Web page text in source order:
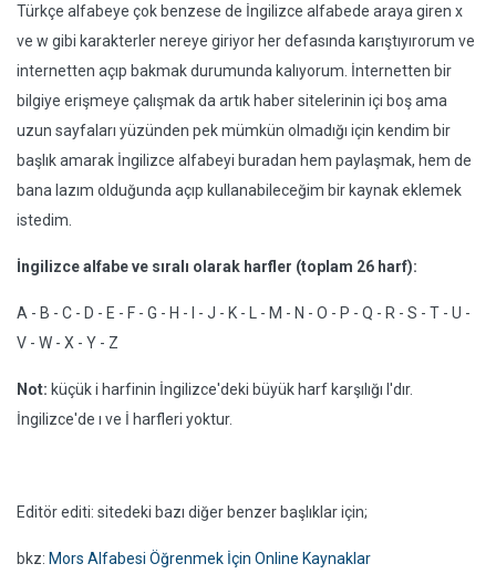
Türkçe alfabeye çok benzese de İngilizce alfabede araya giren x
ve w gibi karakterler nereye giriyor her defasında karıştıyırorum ve
internetten açıp bakmak durumunda kalıyorum. İnternetten bir
bilgiye erişmeye çalışmak da artık haber sitelerinin içi boş ama
uzun sayfaları yüzünden pek mümkün olmadığı için kendim bir
başlık amarak İngilizce alfabeyi buradan hem paylaşmak, hem de
bana lazım olduğunda açıp kullanabileceğim bir kaynak eklemek
istedim.
İngilizce alfabe ve sıralı olarak harfler (toplam 26 harf):
A - B - C - D - E - F - G - H - I - J - K - L - M - N - O - P - Q - R - S - T - U -
V - W - X - Y - Z
Not: küçük i harfinin İngilizce'deki büyük harf karşılığı I'dır.
İngilizce'de ı ve İ harfleri yoktur.
Editör editi: sitedeki bazı diğer benzer başlıklar için;
bkz: Mors Alfabesi Öğrenmek İçin Online Kaynaklar